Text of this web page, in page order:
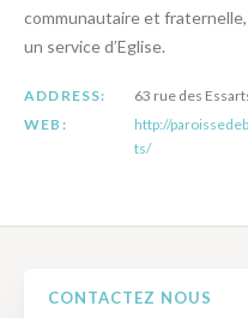
communautaire et
un service d’Eglise.
ADDRESS:
63 rue des
WEB:
http://
ts/
CONTACTEZ NOUS